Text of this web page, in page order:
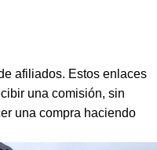
afiliados. Estos enlaces
una comisión, sin
una compra haciendo